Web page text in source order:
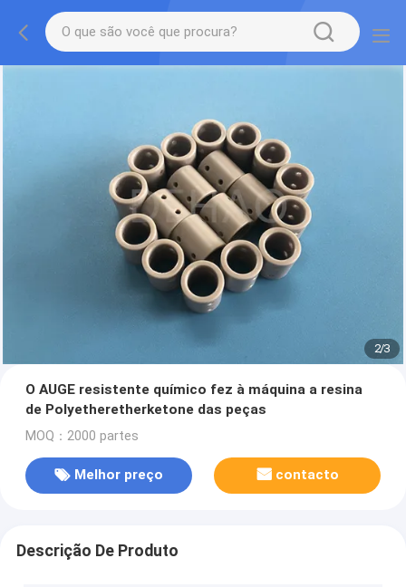
2/3
O AUGE resistente químico fez à máquina a resina
de Polyetheretherketone das peças
MOQ：2000 partes
Melhor preço contacto
Descrição De Produto